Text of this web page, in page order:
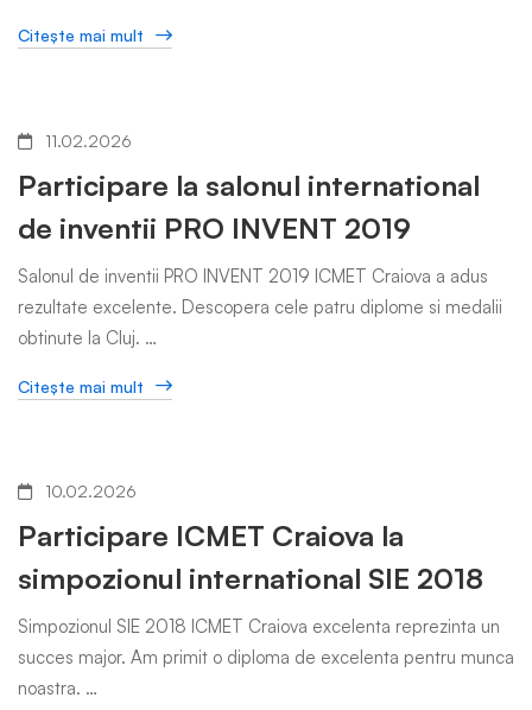
Citeşte mai mult
11.02.2026
Participare la salonul international
de inventii PRO INVENT 2019
Salonul de inventii PRO INVENT 2019 ICMET Craiova a adus
rezultate excelente. Descopera cele patru diplome si medalii
obtinute la Cluj. …
Citeşte mai mult
10.02.2026
Participare ICMET Craiova la
simpozionul international SIE 2018
Simpozionul SIE 2018 ICMET Craiova excelenta reprezinta un
succes major. Am primit o diploma de excelenta pentru munca
noastra. …